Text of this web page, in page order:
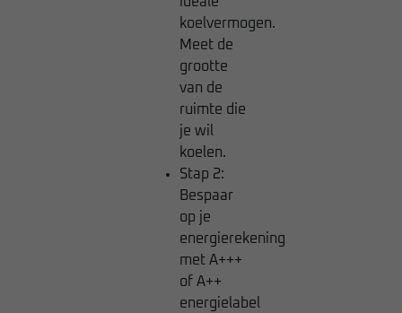
koelvermogen.
Meet de
grootte
van de
ruimte die
je wil
koelen.
Stap 2:
Bespaar
op je
energierekening
met A+++
of A++
energielabel